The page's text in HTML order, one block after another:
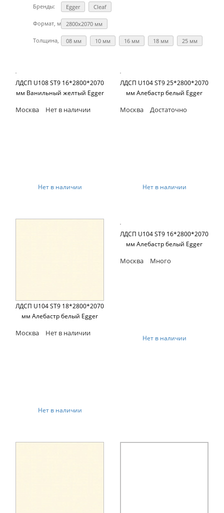
Бренды: Egger Cleaf
Формат, мм: 2800х2070 мм
Толщина, мм:08 мм 10 мм 16 мм 18 мм 25 мм
ЛДСП U108 ST9 16*2800*2070
мм Ванильный желтый Egger
Москва Нет в наличии
Нет в наличии
ЛДСП U104 ST9 25*2800*2070
мм Алебастр белый Egger
Москва Достаточно
Нет в наличии
ЛДСП U104 ST9 18*2800*2070
мм Алебастр белый Egger
Москва Нет в наличии
Нет в наличии
ЛДСП U104 ST9 16*2800*2070
мм Алебастр белый Egger
Москва Много
Нет в наличии